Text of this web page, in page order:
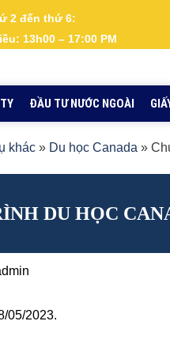
2 đến thứ 6:
13h00 – 17:00 PM
ĐẦU TƯ NƯỚC NGOÀI
khác » Du học Canada »
DU HỌC
05/2023.